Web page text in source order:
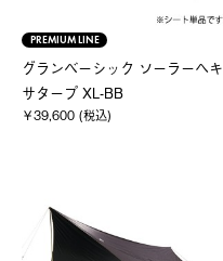
PREMIUM LINE
グランベーシック ソーラーヘキ
サタープ XL-BB
￥39,600 (税込)